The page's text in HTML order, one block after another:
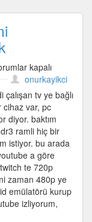
kapalı
onurkayikci
tv ye bağlı
cihaz var, pc
diyor. baktım
ramli hiç bir
istiyor. bu arada
a göre
te 720p
zaman 480p ye
emülatörü kurup
izliyorum,